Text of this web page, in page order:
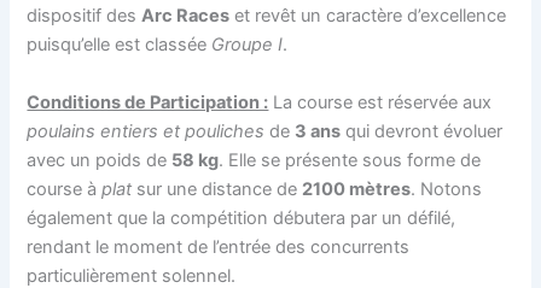
dispositif desArc Races et revêt un caractère d’excellence
puisqu’elle est classée Groupe I.
Conditions de Participation : La course est réservée aux
poulains entiers et pouliches de 3 ans qui devront évoluer
avec un poids de 58 kg. Elle se présente sous forme de
course àplat sur une distance de 2100 mètres. Notons
également que la compétition débutera par un défilé,
rendant le moment de l’entrée des concurrents
particulièrement solennel.